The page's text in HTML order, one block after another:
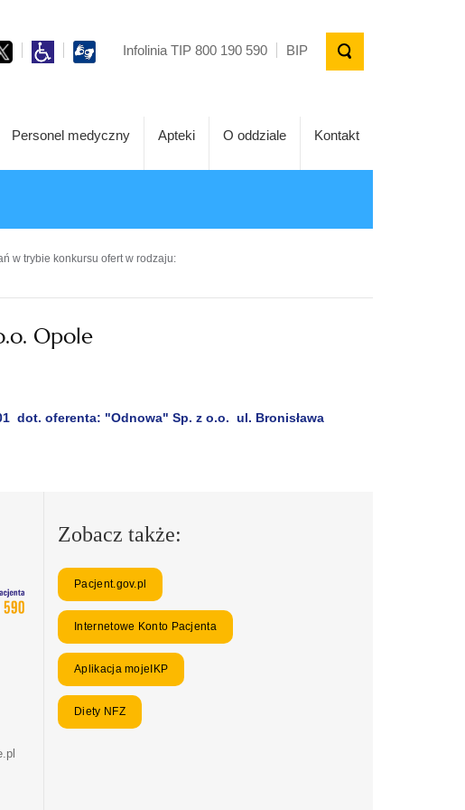
Infolinia TIP 800 190 590 BIP
Personel medyczny Apteki O oddziale Kontakt
w trybie konkursu ofert w rodzaju:
Opole
dot. oferenta: "Odnowa" Sp. z o.o. ul. Bronisława
Zobacz także:
Pacjent.gov.pl
Internetowe Konto Pacjenta
Aplikacja mojeIKP
Diety NFZ